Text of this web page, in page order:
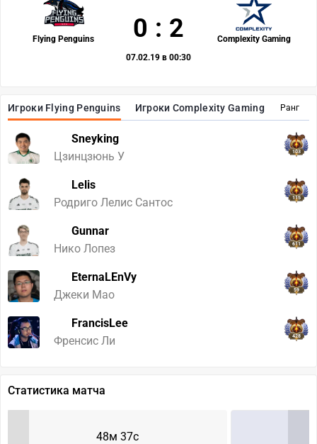
Ранг
Игроки Flying Penguins Игроки Complexity Gaming
Sneyking
Цзинцзюнь У
103
Lelis
Родриго Лелис Сантос
115
Gunnar
Нико Лопез
611
EternaLEnVy
Джеки Мао
59
FrancisLee
Френсис Ли
428
Flying Penguins Complexity Gaming
0 : 2
07.02.19 в 00:30
Статистика матча
48м 37с